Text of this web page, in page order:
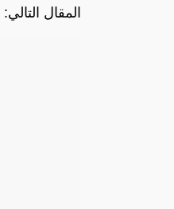
المقال التالي: